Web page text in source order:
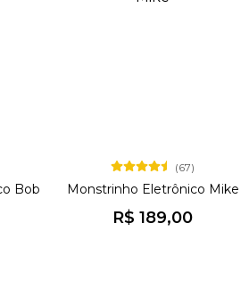
Bob
(67)
Monstrinho Eletrônico Mike
R$ 189,00